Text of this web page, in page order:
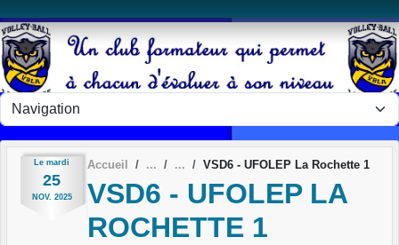
Le mardi
25
NOV. 2025
Accueil VSD6 - UFOLEP La Rochette 1
VSD6 - UFOLEP LA
ROCHETTE 1